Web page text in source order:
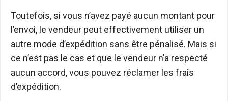
Toutefois, si vous n’avez payé aucun montant pour
l’envoi, le vendeur peut effectivement utiliser un
autre mode d’expédition sans être pénalisé. Mais si
ce n’est pas le cas et que le vendeur n’a respecté
aucun accord, vous pouvez réclamer les frais
d’expédition.